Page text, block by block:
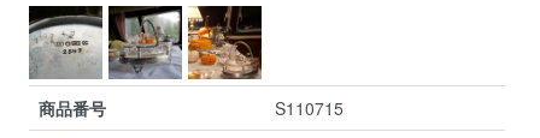
商品番号
S110715